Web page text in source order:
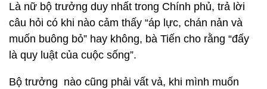
Là nữ bộ trưởng duy nhất trong Chính phủ, trả lời
câu hỏi có khi nào cảm thấy “áp lực, chán nản và
muốn buông bỏ” hay không, bà Tiến cho rằng “đấy
là quy luật của cuộc sống”.
Bộ trưởng nào cũng phải vất vả, khi mình muốn